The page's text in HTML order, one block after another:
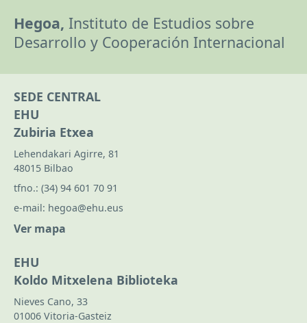
Hegoa, Instituto de Estudios sobre
Desarrollo y Cooperación Internacional
SEDE CENTRAL
EHU
Zubiria Etxea
Lehendakari Agirre, 81
48015 Bilbao
tfno.: (34) 94 601 70 91
e-mail: hegoa@ehu.eus
Ver mapa
EHU
Koldo Mitxelena Biblioteka
Nieves Cano, 33
01006 Vitoria-Gasteiz